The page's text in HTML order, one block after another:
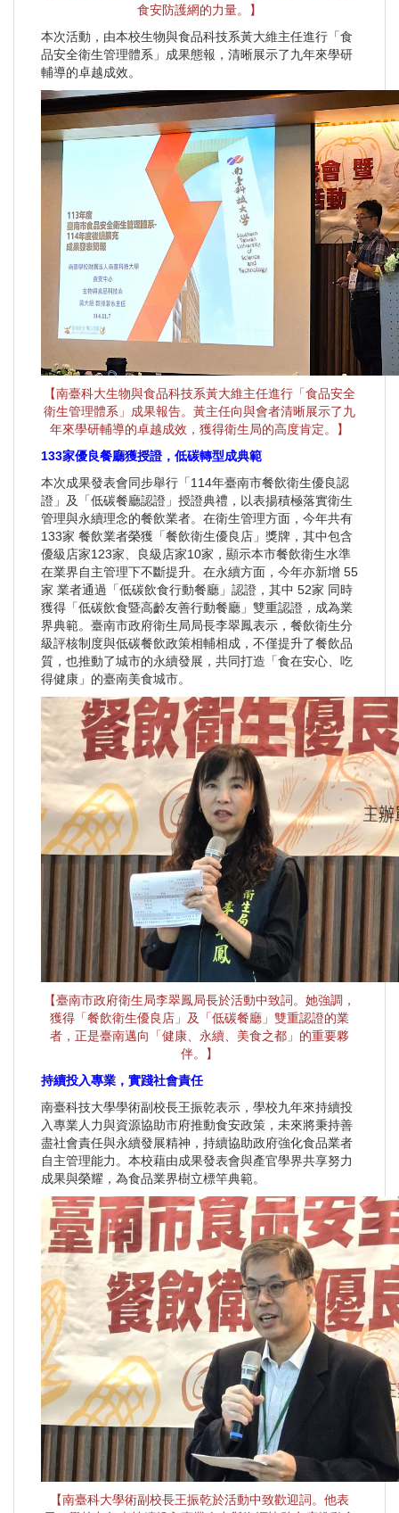
食安防護網的力量。】
本次活動，由本校生物與食品科技系黃大維主任進行「食
品安全衛生管理體系」成果態報，清晰展示了九年來學研
輔導的卓越成效。
【南臺科大生物與食品科技系黃大維主任進行「食品安全
衛生管理體系」成果報告。黃主任向與會者清晰展示了九
年來學研輔導的卓越成效，獲得衛生局的高度肯定。】
133家優良餐廳獲授證，低碳轉型成典範
本次成果發表會同步舉行「114年臺南市餐飲衛生優良認
證」及「低碳餐廳認證」授證典禮，以表揚積極落實衛生
管理與永續理念的餐飲業者。在衛生管理方面，今年共有
133家 餐飲業者榮獲「餐飲衛生優良店」獎牌，其中包含
優級店家123家、良級店家10家，顯示本市餐飲衛生水準
在業界自主管理下不斷提升。在永續方面，今年亦新增 55
家 業者通過「低碳飲食行動餐廳」認證，其中 52家 同時
獲得「低碳飲食暨高齡友善行動餐廳」雙重認證，成為業
界典範。臺南市政府衛生局局長李翠鳳表示，餐飲衛生分
級評核制度與低碳餐飲政策相輔相成，不僅提升了餐飲品
質，也推動了城市的永續發展，共同打造「食在安心、吃
得健康」的臺南美食城市。
【臺南市政府衛生局李翠鳳局長於活動中致詞。她強調，
獲得「餐飲衛生優良店」及「低碳餐廳」雙重認證的業
者，正是臺南邁向「健康、永續、美食之都」的重要夥
伴。】
持續投入專業，實踐社會責任
南臺科技大學學術副校長王振乾表示，學校九年來持續投
入專業人力與資源協助市府推動食安政策，未來將秉持善
盡社會責任與永續發展精神，持續協助政府強化食品業者
自主管理能力。本校藉由成果發表會與產官學界共享努力
成果與榮耀，為食品業界樹立標竿典範。
【南臺科大學術副校長王振乾於活動中致歡迎詞。他表